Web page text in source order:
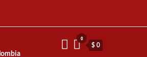
0
$ 0